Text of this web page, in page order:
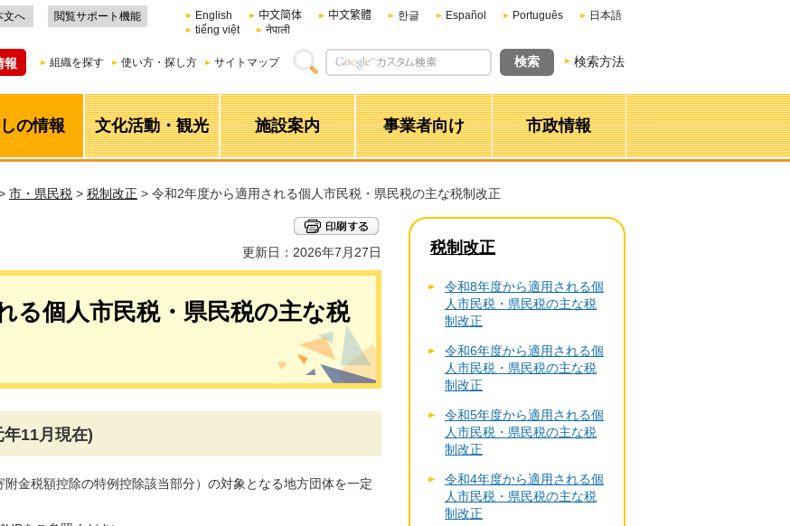
文へ 閲覧サポート機能 English 中文简体 中文繁體 한글 Español Português
日本語
tiếng việt
नेपाली
報 組織を探す 使い方・探し方 サイトマップ 検索方法
の情報 文化活動・観光 施設案内 事業者向け 市政情報
市・県民税 > 税制改正 > 令和2年度から適用される個人市民税・県民税の主な税制改正
更新日：2026年7月27日
る個人市民税・県民税の主な税
11月現在)
金税額控除の特例控除該当部分）の対象となる地方団体を一定
税制改正
令和8年度から適用される個
人市民税・県民税の主な税
制改正
令和6年度から適用される個
人市民税・県民税の主な税
制改正
令和5年度から適用される個
人市民税・県民税の主な税
制改正
令和4年度から適用される個
人市民税・県民税の主な税
制改正